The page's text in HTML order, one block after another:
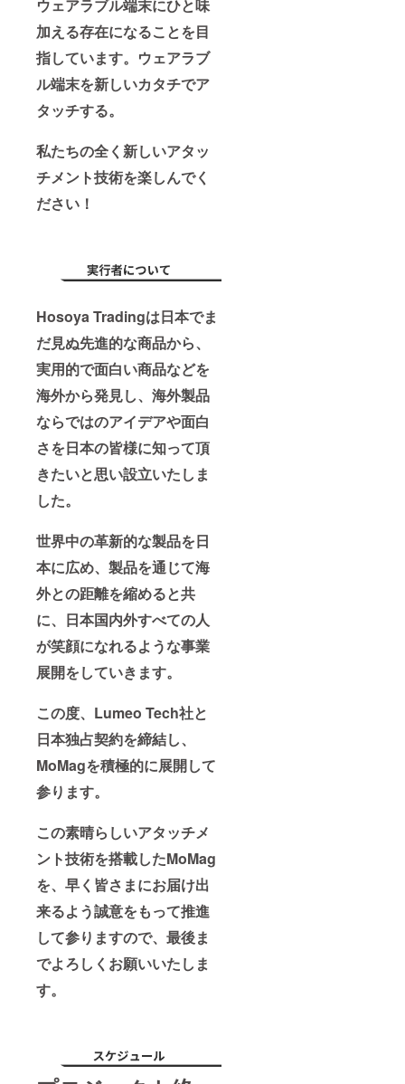
ウェアラブル端末にひと味
加える存在になることを目
指しています。 ウェアラブ
ル端末を新しいカタチでア
タッチする。
私たちの全く新しいアタッ
チメント技術を楽しんでく
ださい！
Hosoya Tradingは日本でま
だ見ぬ先進的な商品から、
実用的で面白い商品などを
海外から発見し、海外製品
ならではのアイデアや面白
さを日本の皆様に知って頂
きたいと思い設立いたしま
した。
世界中の革新的な製品を日
本に広め、製品を通じて海
外との距離を縮めると共
に、日本国内外すべての人
が笑顔になれるような事業
展開をしていきます。
この度、Lumeo Tech社と
日本独占契約を締結し、
MoMagを積極的に展開して
参ります。
この素晴らしいアタッチメ
ント技術を搭載したMoMag
を、早く皆さまにお届け出
来るよう誠意をもって推進
して参りますので、最後ま
でよろしくお願いいたしま
す。